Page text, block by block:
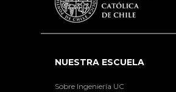
NUESTRA ESCUELA
Sobre Ingeniería UC